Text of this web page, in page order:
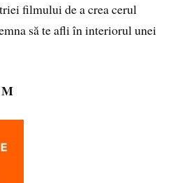
filmului de a crea cerul
să te afli în interiorul unei